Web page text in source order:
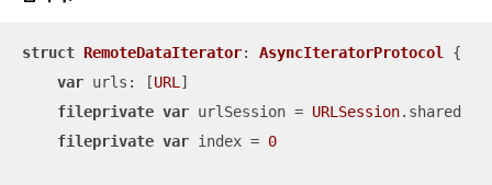
struct RemoteDataIterator: AsyncIteratorProtocol
{
var urls: [URL ]
fileprivate var urlSession = URLSession.shared
fileprivate var index = 0